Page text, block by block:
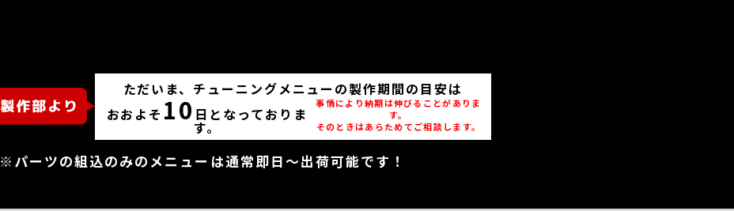
ただいま、チューニングメニューの製作期間の目安は
おおよそ 10 日となっておりま
す。
事情により納期は伸びることがありま
す。
そのときはあらためてご相談します。
※パーツの組込のみのメニューは通常即日～出荷可能です！